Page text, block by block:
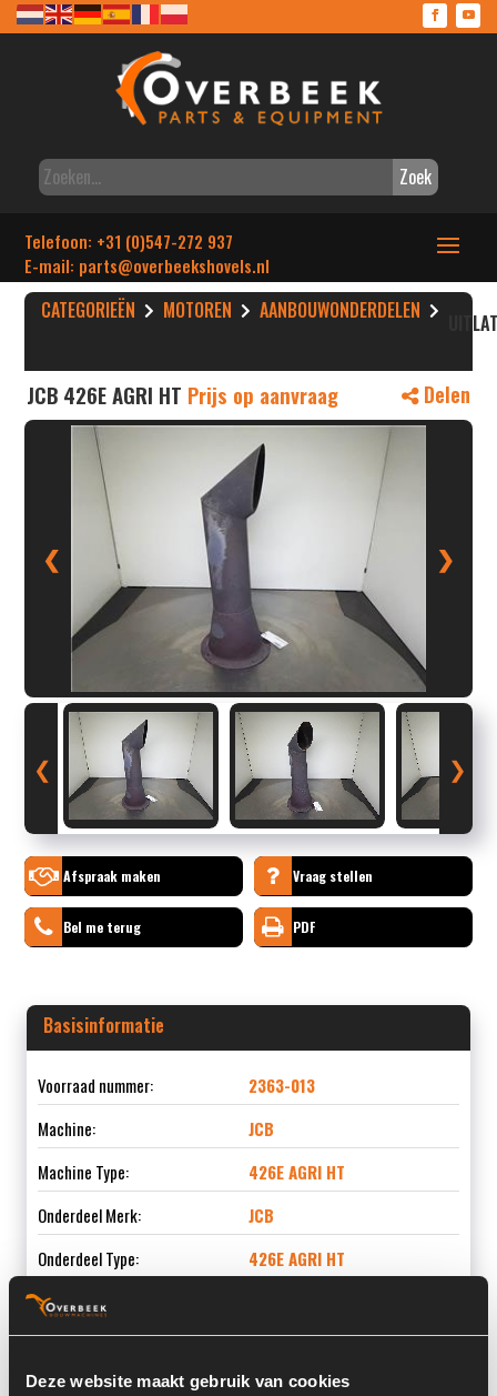
Deze website maakt gebruik van cookies
Zoek
Telefoon: +31 (0)547-272 937
E-mail: parts@overbeekshovels.nl
CATEGORIEËN MOTOREN AANBOUWONDERDELEN
JCB 426E AGRI HT Prijs op aanvraag Delen
❮ ❯
❮ ❯
Afspraak maken Vraag stellen
Bel me terug PDF
Basisinformatie
Voorraad nummer:
2363-013
Machine:
JCB
Machine Type:
426E AGRI HT
Onderdeel Merk:
JCB
Onderdeel Type:
426E AGRI HT
Informatie